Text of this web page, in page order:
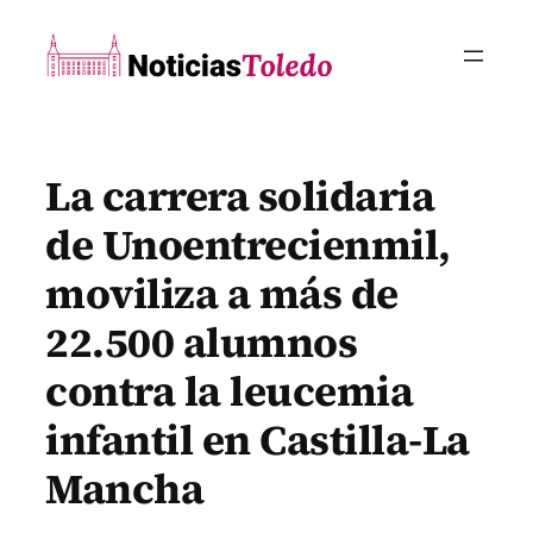
contenido
La carrera solidaria
de Unoentrecienmil,
moviliza a más de
22.500 alumnos
contra la leucemia
infantil en Castilla-La
Mancha